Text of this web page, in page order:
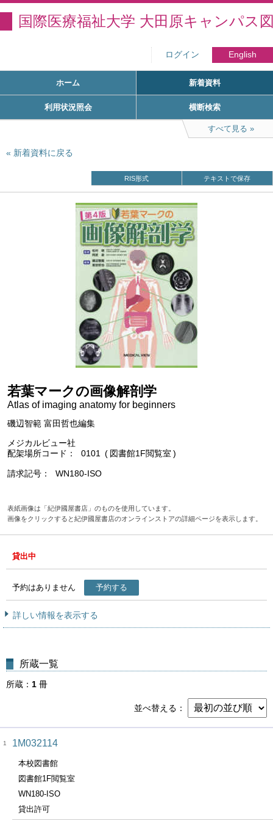
国際医療福祉大学 大田原キャンパス
ログイン English
ホーム 新着資料
利用状況照会 横断検索
すべて見る
新着資料に戻る
RIS形式 テキストで保存
若葉マークの画像解剖学
Atlas of imaging anatomy for beginners
磯辺智範 富田哲也編集
メジカルビュー社
配架場所コード
0101 図書館1F閲覧室
請求記号 WN180-ISO
表紙画像は「紀伊國屋書店」のものを使用しています。
画像をクリックすると紀伊國屋書店のオンラインストアの詳細ページを表示します。
貸出中
予約はありません 予約する
詳しい情報を表示する
所蔵一覧
所蔵 1 冊
並べ替える
1 1M032114
本校図書館
図書館1F閲覧室
WN180-ISO
貸出許可